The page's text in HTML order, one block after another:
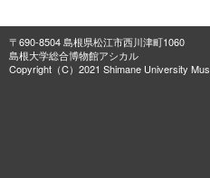
〒690-8504 島根県松江市西川津町1060
島根大学総合博物館アシカル
Copyright（C）2021 Shimane University